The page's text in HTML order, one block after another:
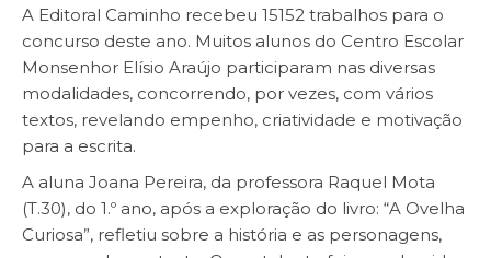
A Editoral Caminho recebeu 15152 trabalhos para o
concurso deste ano. Muitos alunos do Centro Escolar
Monsenhor Elísio Araújo participaram nas diversas
modalidades, concorrendo, por vezes, com vários
textos, revelando empenho, criatividade e motivação
para a escrita.
A aluna Joana Pereira, da professora Raquel Mota
(T.30), do 1.º ano, após a exploração do livro: “A Ovelha
Curiosa”, refletiu sobre a história e as personagens,